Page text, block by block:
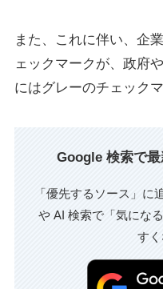
また、これに伴い、企
ェックマークが、政府
にはグレーのチェック
Google 検索で
「優先するソース」に
や AI 検索で「気にな
すく